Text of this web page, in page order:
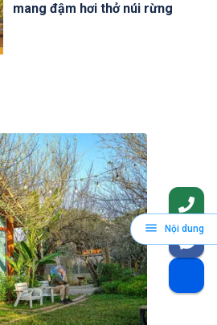
Nội dung
mang đậm hơi thở núi rừng